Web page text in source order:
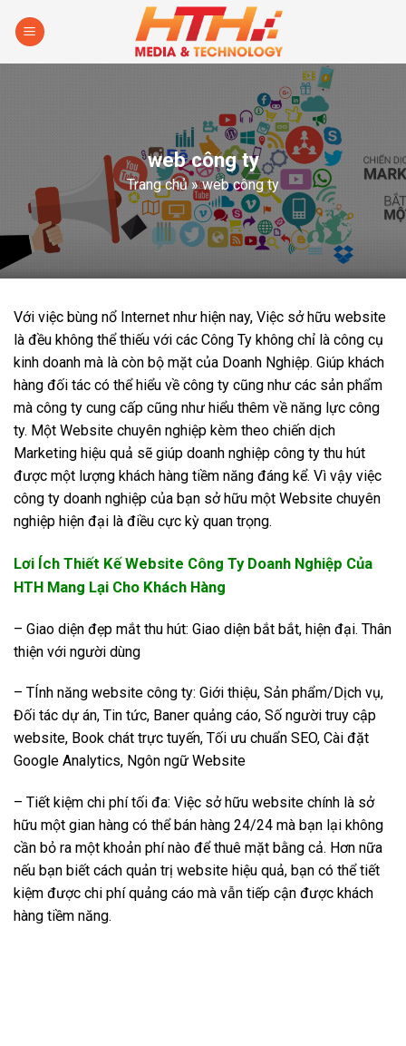
web công ty
Trang chủ»web công ty
Với việc bùng nổ Internet như hiện nay, Việc sở hữu website
là đều không thể thiếu với các Công Ty không chỉ là công cụ
kinh doanh mà là còn bộ mặt của Doanh Nghiệp. Giúp khách
hàng đối tác có thể hiểu về công ty cũng như các sản phẩm
mà công ty cung cấp cũng như hiểu thêm về năng lực công
ty. Một Website chuyên nghiệp kèm theo chiến dịch
Marketing hiệu quả sẽ giúp doanh nghiệp công ty thu hút
được một lượng khách hàng tiềm năng đáng kể. Vì vậy việc
công ty doanh nghiệp của bạn sở hữu một Website chuyên
nghiệp hiện đại là điều cực kỳ quan trọng.
Lơi Ích Thiết Kế Website Công Ty Doanh Nghiệp Của
HTH Mang Lại Cho Khách Hàng
– Giao diện đẹp mắt thu hút: Giao diện bắt bắt, hiện đại. Thân
thiện với người dùng
– TÍnh năng website công ty: Giới thiệu, Sản phẩm/Dịch vụ,
Đối tác dự án, Tin tức, Baner quảng cáo, Số người truy cập
website, Book chát trực tuyến, Tối ưu chuẩn SEO, Cài đặt
Google Analytics, Ngôn ngữ Website
– Tiết kiệm chi phí tối đa: Việc sở hữu website chính là sở
hữu một gian hàng có thể bán hàng 24/24 mà bạn lại không
cần bỏ ra một khoản phí nào để thuê mặt bằng cả. Hơn nữa
nếu bạn biết cách quản trị website hiệu quả, bạn có thể tiết
kiệm được chi phí quảng cáo mà vẫn tiếp cận được khách
hàng tiềm năng.